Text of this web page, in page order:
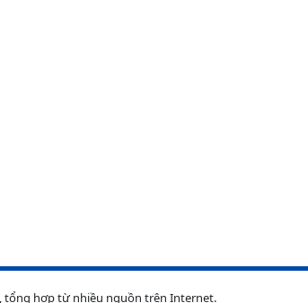
tổng hợp từ nhiều nguồn trên Internet.